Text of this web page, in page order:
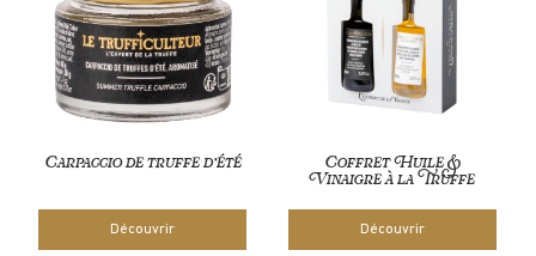
Carpaccio de truffe d’été
Découvrir
Coffret Huile &
Vinaigre à la Truffe
Découvrir